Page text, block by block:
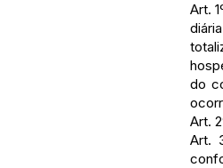
Art.
do
Art.
Art.